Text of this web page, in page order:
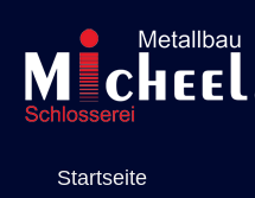
Startseite